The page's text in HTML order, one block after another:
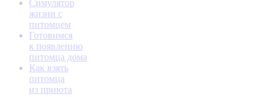
Симулятор
жизни с
питомцем
Готовимся
к появлению
питомца дома
Как взять
питомца
из приюта